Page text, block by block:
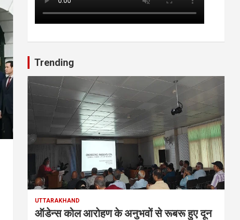
Trending
UTTARAKHAND
ऑडेन्स कोल आरोहण के अनुभवों से रूबरू हुए दून